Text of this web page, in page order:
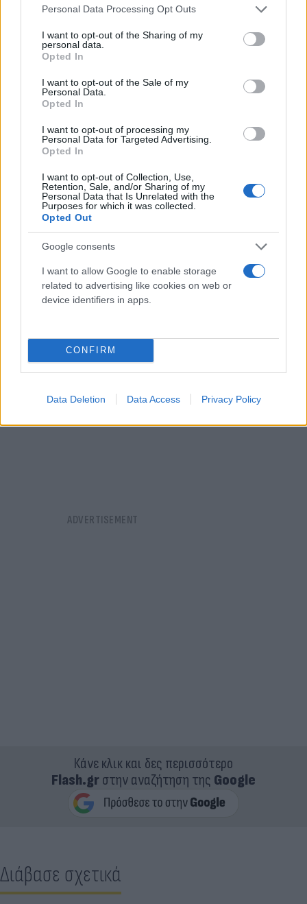
Please note that this website/app uses one or more Google
not limited to your visit or usage behaviour. You may click to
grant or deny consent to Google and its third-party tags to
use your data for below specified purposes in below Google
consent section.
Personal Data Processing Opt Outs
I want to opt-out of the Sharing of my
personal data.
Opted In
I want to opt-out of the Sale of my
Personal Data.
Opted In
I want to opt-out of processing my
Personal Data for Targeted Advertising.
Opted In
I want to opt-out of Collection, Use,
Retention, Sale, and/or Sharing of my
Personal Data that Is Unrelated with the
Purposes for which it was collected.
Opted Out
Google consents
I want to allow Google to enable storage
related to advertising like cookies on web or
device identifiers in apps.
CONFIRM
Data Deletion Data Access Privacy Policy
Σήμερα, οι Ιταλοί σεφ υπερασπίζονται με πάθος
την «αυθεντική» συνταγή, απορρίπτοντας κάθε
προσθήκη ξένων στοιχείων. Όμως, η ειρωνεία είναι
ότι η ίδια η καρμπονάρα πιθανότατα προέκυψε από
την αμερικανική επιρροή στην Ιταλία.
Ανεξάρτητα από την προέλευσή της, ένα είναι
σίγουρο: Είτε έχει ρωμαϊκές είτε αμερικανικές
ρίζες, η καρμπονάρα είναι ένας θρίαμβος της
απλότητας και της γεύσης – και δύσκολα θα βρεις
κάποιον που να πει όχι σε ένα καλό πιάτο al dente
σπαγγέτι με κρεμώδη, πλούσια σάλτσα.
Και τελικά, μήπως δεν έχει σημασία η καταγωγή,
αλλά το αν την απολαμβάνουμε σωστά.
Κάνε κλικ και δες περισσότερο
Flash.grστην αναζήτηση της Google
Διάβασε σχετικά